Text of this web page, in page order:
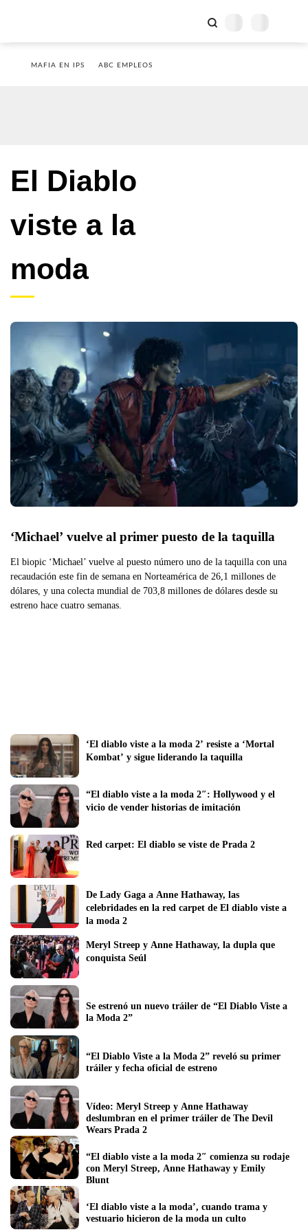
MAFIA EN IPS ABC EMPLEOS
El Diablo
viste a la
moda
‘Michael’ vuelve al primer puesto de la taquilla
El biopic ‘Michael’ vuelve al puesto número uno de la taquilla con una
recaudación este fin de semana en Norteamérica de 26,1 millones de
dólares, y una colecta mundial de 703,8 millones de dólares desde su
estreno hace cuatro semanas.
‘El diablo viste a la moda 2’ resiste a ‘Mortal
Kombat’ y sigue liderando la taquilla
“El diablo viste a la moda 2″: Hollywood y el
vicio de vender historias de imitación
Red carpet: El diablo se viste de Prada 2
De Lady Gaga a Anne Hathaway, las
celebridades en la red carpet de El diablo viste a
la moda 2
Meryl Streep y Anne Hathaway, la dupla que
conquista Seúl
Se estrenó un nuevo tráiler de “El Diablo Viste a
la Moda 2”
“El Diablo Viste a la Moda 2” reveló su primer
tráiler y fecha oficial de estreno
Vídeo: Meryl Streep y Anne Hathaway
deslumbran en el primer tráiler de The Devil
Wears Prada 2
“El diablo viste a la moda 2″ comienza su rodaje
con Meryl Streep, Anne Hathaway y Emily
Blunt
‘El diablo viste a la moda’, cuando trama y
vestuario hicieron de la moda un culto